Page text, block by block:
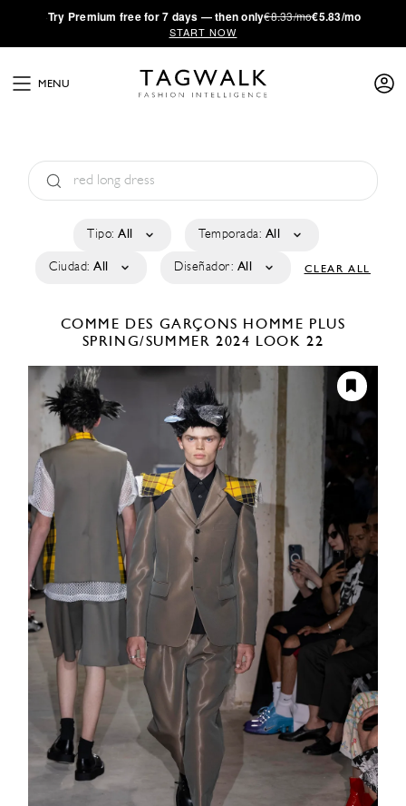
·Try Premium free for 7 days — then only€8.33/mo€5.83/mo
START NOW
MENU
Tipo: All Temporada: All
Ciudad: All Diseñador: All CLEAR ALL
COMME DES GARÇONS HOMME PLUS
SPRING/SUMMER 2024 LOOK 22